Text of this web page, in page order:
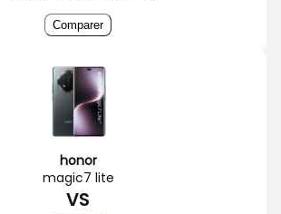
Comparer
honor
magic7 lite
VS